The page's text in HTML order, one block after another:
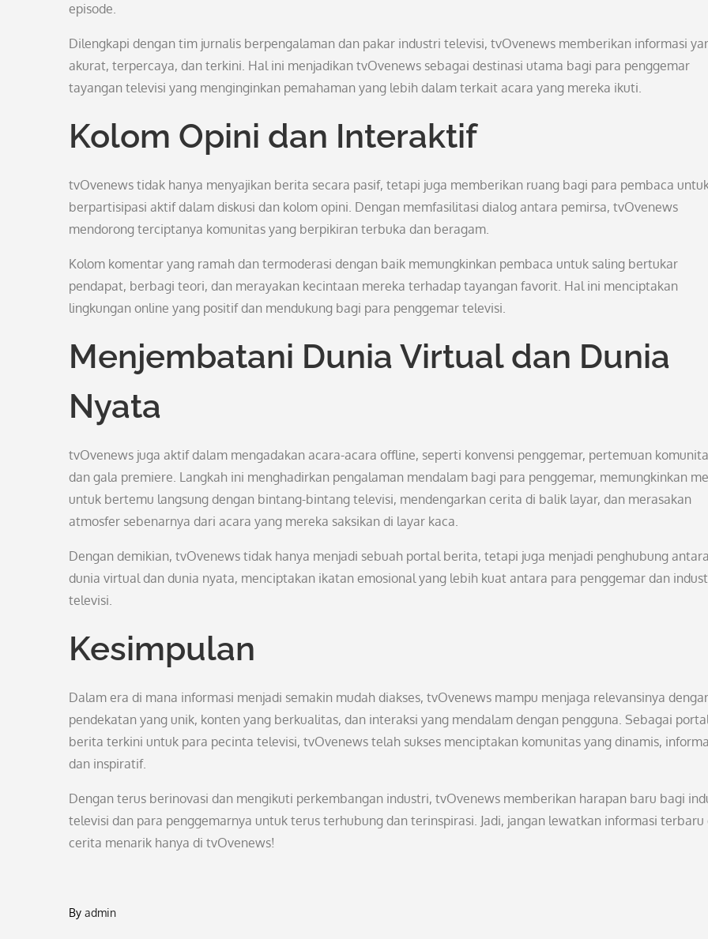
episode.
Dilengkapi dengan tim jurnalis berpengalaman dan pakar industri televisi, tvOvenews memberikan informasi
akurat, terpercaya, dan terkini. Hal ini menjadikan tvOvenews sebagai destinasi utama bagi para penggemar
tayangan televisi yang menginginkan pemahaman yang lebih dalam terkait acara yang mereka ikuti.
Kolom Opini dan Interaktif
tvOvenews tidak hanya menyajikan berita secara pasif, tetapi juga memberikan ruang bagi para pembaca
berpartisipasi aktif dalam diskusi dan kolom opini. Dengan memfasilitasi dialog antara pemirsa, tvOvenews
mendorong terciptanya komunitas yang berpikiran terbuka dan beragam.
Kolom komentar yang ramah dan termoderasi dengan baik memungkinkan pembaca untuk saling bertukar
pendapat, berbagi teori, dan merayakan kecintaan mereka terhadap tayangan favorit. Hal ini menciptakan
lingkungan online yang positif dan mendukung bagi para penggemar televisi.
Menjembatani Dunia Virtual dan Dunia
Nyata
tvOvenews juga aktif dalam mengadakan acara-acara offline, seperti konvensi penggemar, pertemuan
dan gala premiere. Langkah ini menghadirkan pengalaman mendalam bagi para penggemar, memungkinkan
untuk bertemu langsung dengan bintang-bintang televisi, mendengarkan cerita di balik layar, dan merasakan
atmosfer sebenarnya dari acara yang mereka saksikan di layar kaca.
Dengan demikian, tvOvenews tidak hanya menjadi sebuah portal berita, tetapi juga menjadi penghubung antara
dunia virtual dan dunia nyata, menciptakan ikatan emosional yang lebih kuat antara para penggemar dan
televisi.
Kesimpulan
Dalam era di mana informasi menjadi semakin mudah diakses, tvOvenews mampu menjaga relevansinya
pendekatan yang unik, konten yang berkualitas, dan interaksi yang mendalam dengan pengguna. Sebagai
berita terkini untuk para pecinta televisi, tvOvenews telah sukses menciptakan komunitas yang dinamis,
dan inspiratif.
Dengan terus berinovasi dan mengikuti perkembangan industri, tvOvenews memberikan harapan baru bagi
televisi dan para penggemarnya untuk terus terhubung dan terinspirasi. Jadi, jangan lewatkan informasi terbaru
cerita menarik hanya di tvOvenews!
By admin